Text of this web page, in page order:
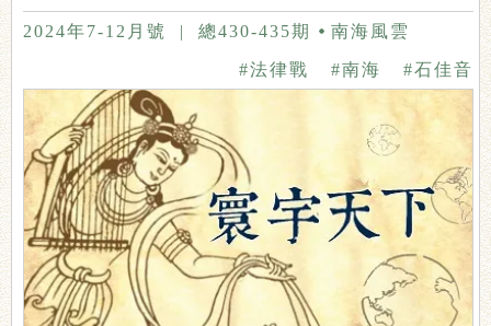
2024年7-12月號 | 總430-435期 南海風雲
#石佳音
#南海
#法律戰